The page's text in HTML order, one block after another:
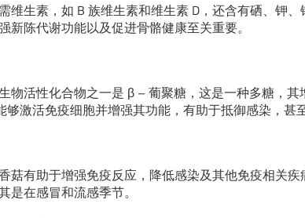
维生素，如 B 族维生素和维生素 D，还含有硒、钾
新陈代谢功能以及促进骨骼健康至关重要。
物活性化合物之一是 β – 葡聚糖，这是一种多糖，
够激活免疫细胞并增强其功能，有助于抵御感染，甚
菇有助于增强免疫反应，降低感染及其他免疫相关
是在感冒和流感季节。